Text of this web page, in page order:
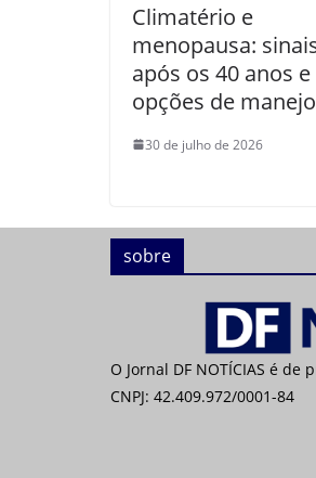
Climatério e
menopausa:
após os 40 anos e
opções de manejo
30 de julho de 2026
sobre
O Jornal DF NOTÍCIAS é de
CNPJ: 42.409.972/0001-84